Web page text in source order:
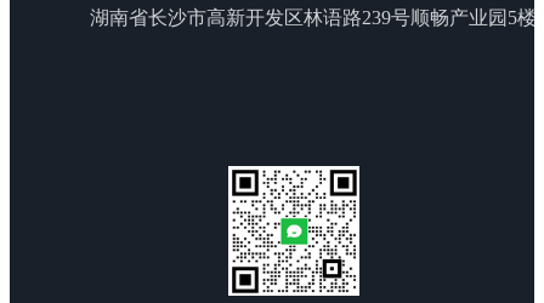
湖南省长沙市高新开发区林语路239号顺畅产业园5楼